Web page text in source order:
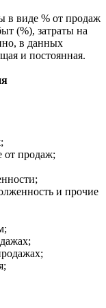
в виде % от продаж
(%), затраты на
в данных
и постоянная.
от продаж;
и прочие